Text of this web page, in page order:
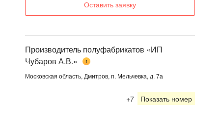
Оставить заявку
Производитель полуфабрикатов «ИП
Чубаров А.В.»
1
Московская область, Дмитров, п. Мельчевка, д. 7а
+7 Показать номер